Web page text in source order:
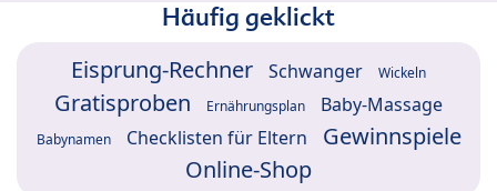
Häufig geklickt
Eisprung-Rechner Schwanger Wickeln
Gratisproben Ernährungsplan Baby-Massage
Babynamen Checklisten für Eltern
Gewinnspiele
Online-Shop